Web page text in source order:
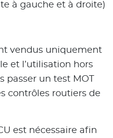
à gauche et à droite)
vendus uniquement
et l’utilisation hors
un test MOT
contrôles routiers de
est nécessaire afin